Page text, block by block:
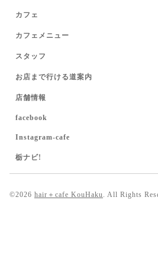
カフェ
カフェメニュー
スタッフ
お店まで行ける道案内
店舗情報
facebook
Instagram-cafe
栃ナビ!
©2026 hair＋cafe KouHaku. All Rights